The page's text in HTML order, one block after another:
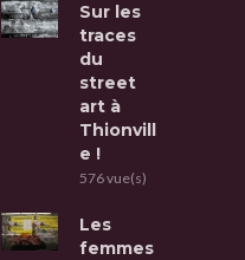
Sur les
traces
du
street
art à
Thionvill
e !
576 vue(s)
Les
femmes